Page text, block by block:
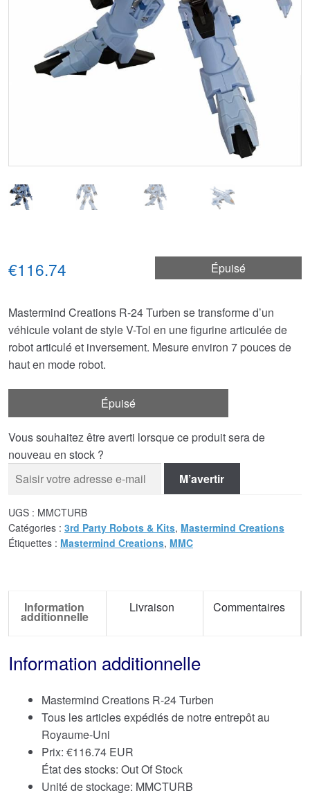
Épuisé
€116.74
Mastermind Creations R-24 Turben se transforme d’un
véhicule volant de style V-Tol en une figurine articulée de
robot articulé et inversement. Mesure environ 7 pouces de
haut en mode robot.
Épuisé
Vous souhaitez être averti lorsque ce produit sera de
nouveau en stock ?
M’avertir
UGS : MMCTURB
Catégories : 3rd Party Robots & Kits, Mastermind Creations
Étiquettes : Mastermind Creations, MMC
Information
additionnelle
Livraison Commentaires
Information additionnelle
Mastermind Creations R-24 Turben
Tous les articles expédiés de notre entrepôt au
Royaume-Uni
Prix: €116.74 EUR
État des stocks: Out Of Stock
Unité de stockage: MMCTURB